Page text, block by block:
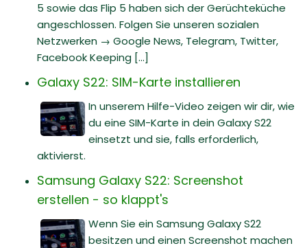
5 sowie das Flip 5 haben sich der Gerüchteküche
angeschlossen. Folgen Sie unseren sozialen
Netzwerken → Google News, Telegram, Twitter,
Facebook Keeping [...]
Galaxy S22: SIM-Karte installieren
In unserem Hilfe-Video zeigen wir dir, wie
du eine SIM-Karte in dein Galaxy S22
einsetzt und sie, falls erforderlich,
aktivierst.
Samsung Galaxy S22: Screenshot
erstellen - so klappt's
Wenn Sie ein Samsung Galaxy S22
besitzen und einen Screenshot machen